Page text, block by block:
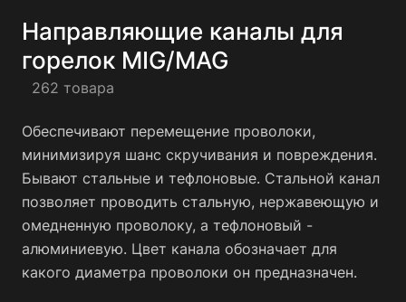
Направляющие каналы для
горелок MIG/MAG
262 товара
Обеспечивают перемещение проволоки,
минимизируя шанс скручивания и повреждения.
Бывают стальные и тефлоновые. Стальной канал
позволяет проводить стальную, нержавеющую и
омедненную проволоку, а тефлоновый -
алюминиевую. Цвет канала обозначает для
какого диаметра проволоки он предназначен.